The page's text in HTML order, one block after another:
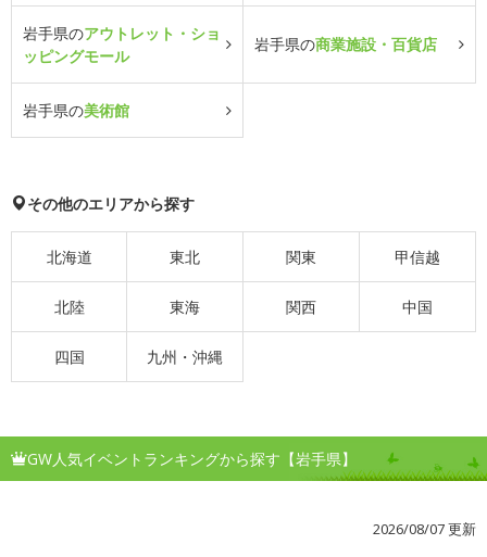
岩手県のアウトレット・ショ
ッピングモール
岩手県の商業施設・百貨店
岩手県の美術館
その他のエリアから探す
北海道 東北 関東 甲信越
北陸 東海 関西 中国
四国 九州・沖縄
GW人気イベントランキングから探す【岩手県】
2026/08/07 更新